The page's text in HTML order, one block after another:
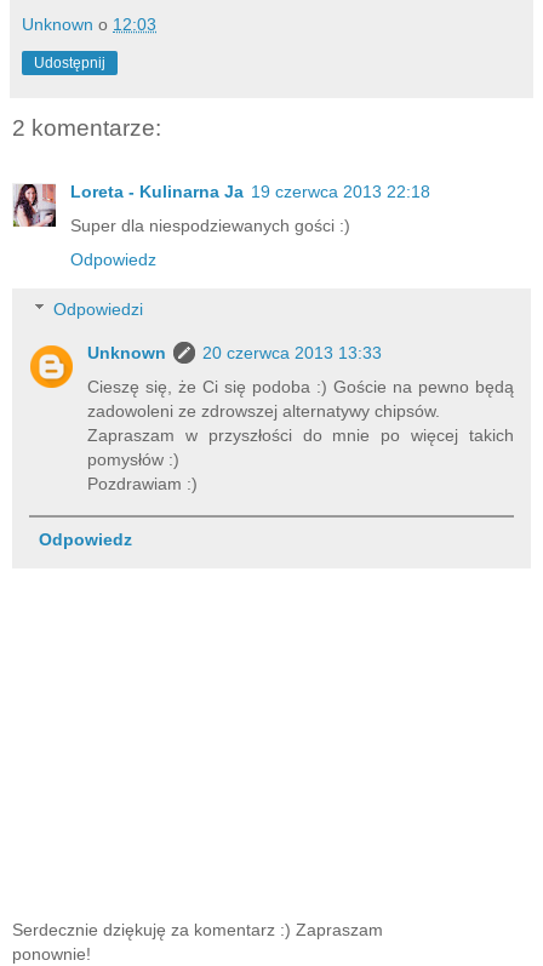
Unknown o 12:03
Udostępnij
2 komentarze:
Loreta - Kulinarna Ja 19 czerwca 2013 22:18
Super dla niespodziewanych gości :)
Odpowiedz
Odpowiedzi
Unknown
20 czerwca 2013 13:33
Cieszę się, że Ci się podoba :) Goście na pewno będą
zadowoleni ze zdrowszej alternatywy chipsów.
Zapraszam w przyszłości do mnie po więcej takich
pomysłów :)
Pozdrawiam :)
Odpowiedz
Serdecznie dziękuję za komentarz :) Zapraszam
ponownie!